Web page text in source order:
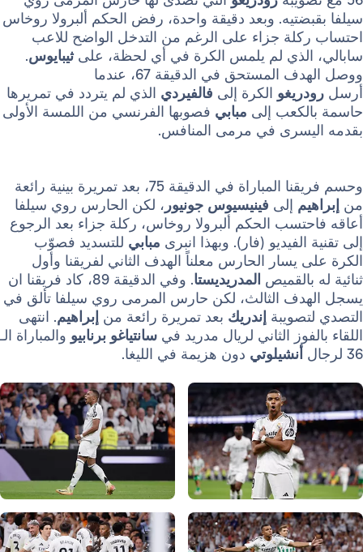
وبعد دقيقة واحدة، رفض الحكم ألبرولا روخاس
جزاء على الرغم من التدخل الواضح للاعب
لم يلمس الكرة في أي لحظة، علىثيبايوس.
ووصل الهدف المستحق في الدقيقة 67، عندما
الكرة إلى فالفيرديالذي لم يتردد في تمريرها
إلىمبابي فصوبها الفرنسي من اللمسة الأولى
في مرمى المنافس.
وحسم فريقنا المباراة في الدقيقة 75، بعد تمريرة بينية رائعة
إلى فينيسيوس جونيور، لكن الحارس روي سيلفا
الحكم ألبرولا روخاس، ركلة جزاء بعد الرجوع
(فار). وبهذا انبرىمبابيللتسديد فصوّب
الحارس معلناً الهدف الثاني لفريقنا وأول
المدريديستا
. وفي الدقيقة 89، كاد فريقنا ان
الثالث، لكن حارس المرمى روي سيلفا تألق في
إندريكبعد تمريرة رائعة من إبراهيم. انتهى
الثاني لريال مدريد فيسانتياغو برنابيووالمباراة الـ
أنشيلوتي دون هزيمة في الليغا.